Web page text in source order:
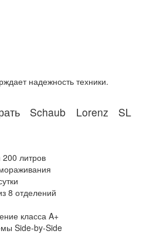
надежность техники.
Schaub Lorenz SL
литров
8 отделений
класса A+
Side-by-Side